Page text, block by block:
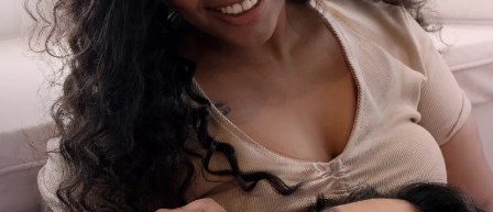
Cihazlarım
Siparişlerim
Adresim
Aboneliklerim
FAQ™ Pure Beauty-Tech Elixir
issa™ Teeth Whitening Set
English Deutsch
Español
Français
Italiano
Português
Polski
Svenska
Русский
Türkçe
简体中文 繁體中文